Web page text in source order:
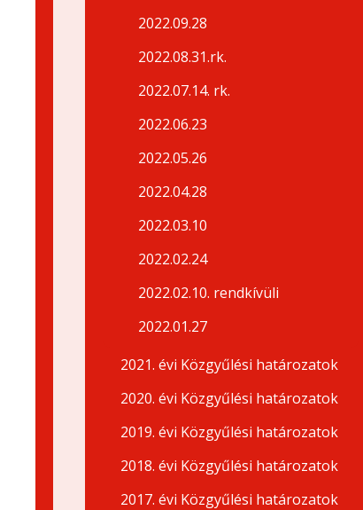
2022.09.28
2022.08.31.rk.
2022.07.14. rk.
2022.06.23
2022.05.26
2022.04.28
2022.03.10
2022.02.24
2022.02.10. rendkívüli
2022.01.27
2021. évi Közgyűlési határozatok
2020. évi Közgyűlési határozatok
2019. évi Közgyűlési határozatok
2018. évi Közgyűlési határozatok
2017. évi Közgyűlési határozatok